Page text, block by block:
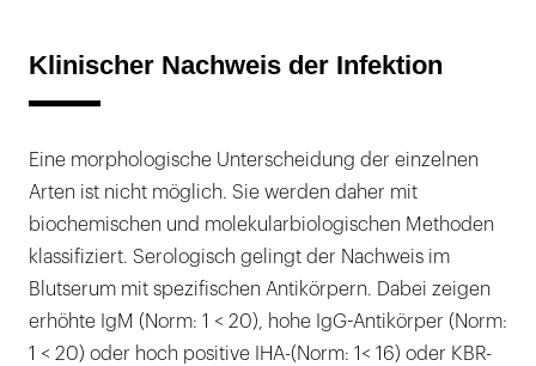
Klinischer Nachweis der Infektion
Eine morphologische Unterscheidung der einzelnen
Arten ist nicht möglich. Sie werden daher mit
biochemischen und molekularbiologischen Methoden
klassifiziert. Serologisch gelingt der Nachweis im
Blutserum mit spezifischen Antikörpern. Dabei zeigen
erhöhte IgM (Norm: 1 < 20), hohe IgG-Antikörper (Norm:
1 < 20) oder hoch positive IHA-(Norm: 1< 16) oder KBR-